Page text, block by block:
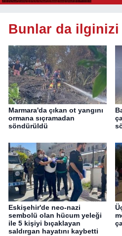
Bunlar da
Marmara'da çıkan ot yangını
ormana sıçramadan
söndürüldü
Eskişehir'de neo-nazi
sembolü olan hücum yeleği
ile 5 kişiyi bıçaklayan
saldırgan hayatını kaybetti